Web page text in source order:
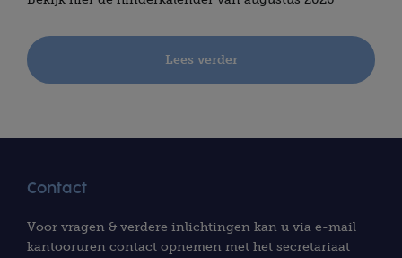
Lees verder
Contact
Voor vragen & verdere inlichtingen kan u via e-mail
kantooruren contact opnemen met het secretariaat